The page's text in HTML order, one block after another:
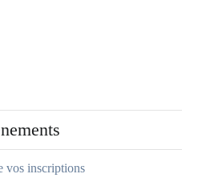
vos inscriptions